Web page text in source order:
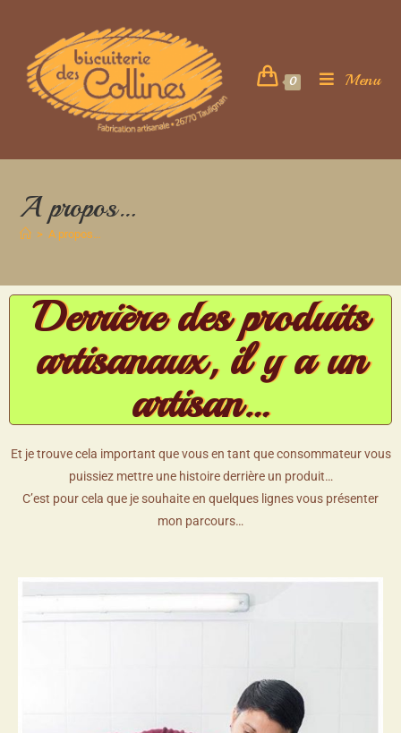
0 Menu
A propos…
> A propos…
Derrière des produits
artisanaux, il y a un
artisan…
Et je trouve cela important que vous en tant que consommateur vous
puissiez mettre une histoire derrière un produit…
C’est pour cela que je souhaite en quelques lignes vous présenter
mon parcours…